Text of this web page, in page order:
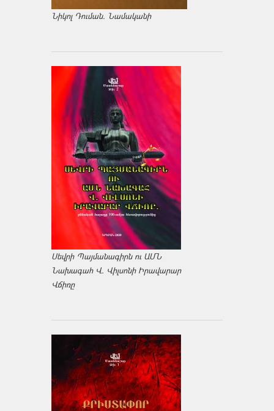
Նիկոլ Դուման. Նամականի
Սեվրի Պայմանագիրն ու ԱՄՆ
Նախագահ Վ. Վիլսոնի Իրավարար
Վճիռը